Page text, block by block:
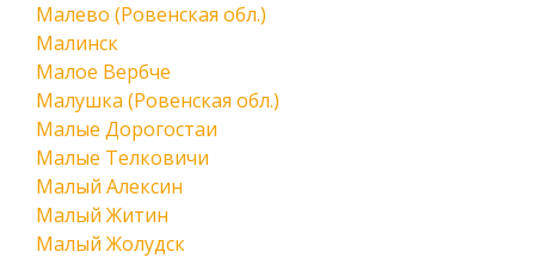
Малево (Ровенская обл.)
Малинск
Малое Вербче
Малушка (Ровенская обл.)
Малые Дорогостаи
Малые Телковичи
Малый Алексин
Малый Житин
Малый Жолудск